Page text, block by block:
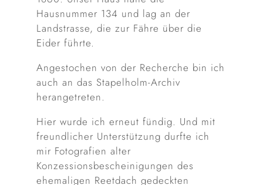
Hausnummer 134 und lag an der
Landstrasse, die zur Fähre über die
Eider führte.
Angestochen von der Recherche bin ich
auch an das Stapelholm-Archiv
herangetreten.
Hier wurde ich erneut fündig. Und mit
freundlicher Unterstützung durfte ich
mir Fotografien alter
Konzessionsbescheinigungen des
ehemaligen Reetdach gedeckten